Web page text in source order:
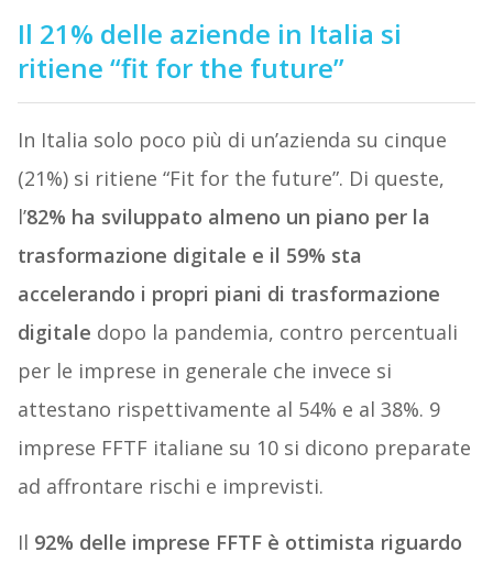
Il 21% delle aziende in Italia si
ritiene “fit for the future”
In Italia solo poco più di un’azienda su cinque
(21%) si ritiene “Fit for the future”. Di queste,
l’82% ha sviluppato almeno un piano per la
trasformazione digitale e il 59% sta
accelerando i propri piani di trasformazione
digitale dopo la pandemia, contro percentuali
per le imprese in generale che invece si
attestano rispettivamente al 54% e al 38%. 9
imprese FFTF italiane su 10 si dicono preparate
ad affrontare rischi e imprevisti.
Il 92% delle imprese FFTF è ottimista riguardo